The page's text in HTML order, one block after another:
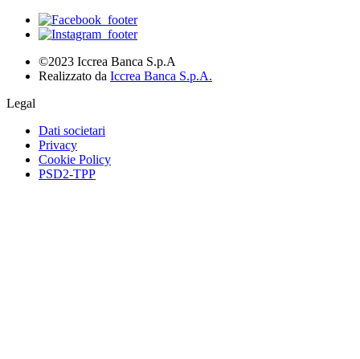
©2023 Iccrea Banca S.p.A
Realizzato da Iccrea Banca S.p.A.
Legal
Dati societari
Privacy
Cookie Policy
PSD2-TPP